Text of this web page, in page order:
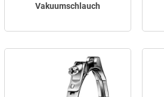
Vakuumschlauch